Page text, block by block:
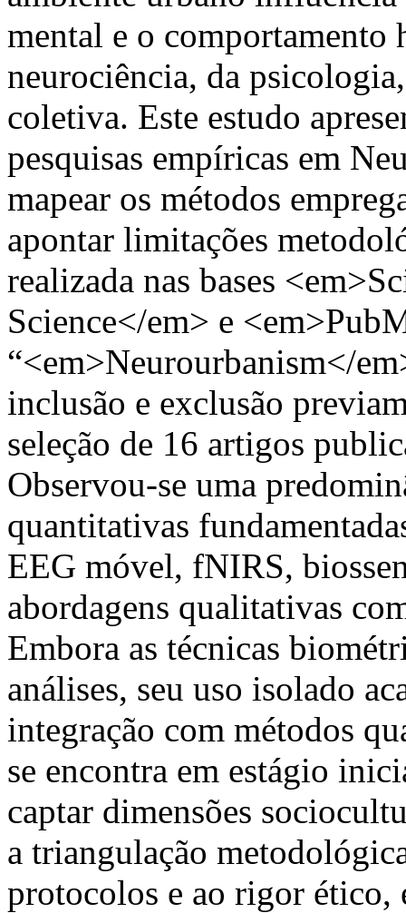
mental e o comportamento
neurociência, da
coletiva. Este estudo
pesquisas empíricas em
mapear os métodos
apontar limitações
realizada nas bases
Science</em> e
“<em>Neurourbanism</
inclusão e exclusão
seleção de 16 artigos
Observou-se uma
quantitativas
EEG móvel, fNIRS,
abordagens qualitativas
Embora as técnicas
análises, seu uso isolado
integração com métodos
se encontra em estágio
captar dimensões
a triangulação
protocolos e ao rigor ético,